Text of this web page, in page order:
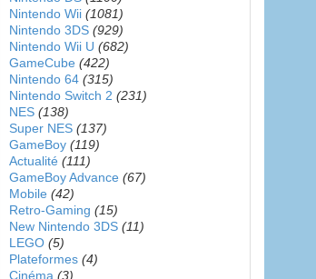
Nintendo Wii (1081)
Nintendo 3DS (929)
Nintendo Wii U (682)
GameCube (422)
Nintendo 64 (315)
Nintendo Switch 2 (231)
NES (138)
Super NES (137)
GameBoy (119)
Actualité (111)
GameBoy Advance (67)
Mobile (42)
Retro-Gaming (15)
New Nintendo 3DS (11)
LEGO (5)
Plateformes (4)
Cinéma (3)